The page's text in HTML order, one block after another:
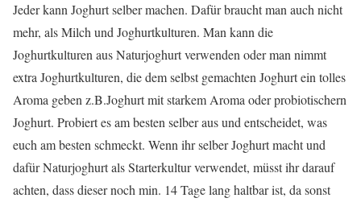
Jeder kann Joghurt selber machen. Dafür braucht man auch nicht
mehr, als Milch und Joghurtkulturen. Man kann die
Joghurtkulturen aus Naturjoghurt verwenden oder man nimmt
extra Joghurtkulturen, die dem selbst gemachten Joghurt ein tolles
Aroma geben z.B.Joghurt mit starkem Aroma oder probiotischern
Joghurt. Probiert es am besten selber aus und entscheidet, was
euch am besten schmeckt. Wenn ihr selber Joghurt macht und
dafür Naturjoghurt als Starterkultur verwendet, müsst ihr darauf
achten, dass dieser noch min. 14 Tage lang haltbar ist, da sonst